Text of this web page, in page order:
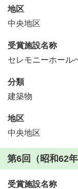
地区
中央地区
受賞施設名称
セレモニーホール
分類
建築物
地区
中央地区
第6回（昭和62
受賞施設名称